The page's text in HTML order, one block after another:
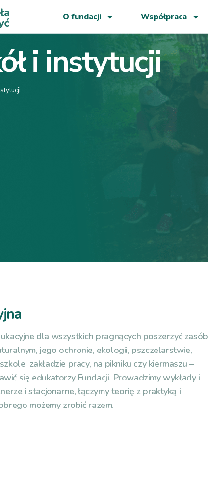
O fundacji Współpraca
i instytucji
dla wszystkich pragnących poszerzyć zasób
jego ochronie, ekologii, pszczelarstwie,
zakładzie pracy, na pikniku czy kiermaszu –
się edukatorzy Fundacji. Prowadzimy wykłady i
i stacjonarne, łączymy teorię z praktyką i
możemy zrobić razem.